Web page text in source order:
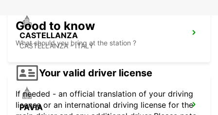
CASTELLANZA
CASTELLANZA - ITALY
PAVIA
Good to know
What should you bring at the station ?
Your valid driver license
If needed - an official translation of your driving
license or an international driving license for the